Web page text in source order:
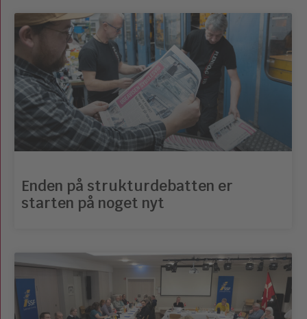
Enden på strukturdebatten er
starten på noget nyt